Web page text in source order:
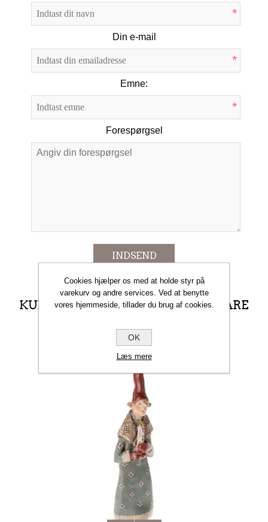
*
Din e-mail
*
Emne:
*
Forespørgsel
INDSEND
KUNDER DER HAR KØBT DENNE VARE
Cookies hjælper os med at holde styr på
varekurv og andre services. Ved at benytte
vores hjemmeside, tillader du brug af cookies.
OK
Læs mere